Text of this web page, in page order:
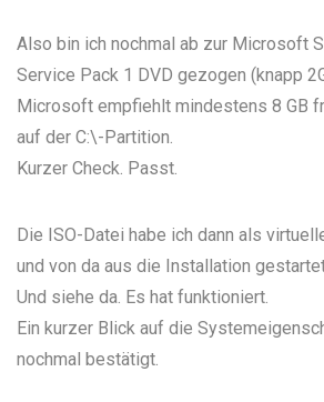
Also bin ich nochmal ab zur Microsoft
Service Pack 1 DVD gezogen (knapp
Microsoft empfiehlt mindestens 8 GB
auf der C:\-Partition.
Kurzer Check. Passt.
Die ISO-Datei habe ich dann als
und von da aus die Installation
Und siehe da. Es hat funktioniert.
Ein kurzer Blick auf die
nochmal bestätigt.